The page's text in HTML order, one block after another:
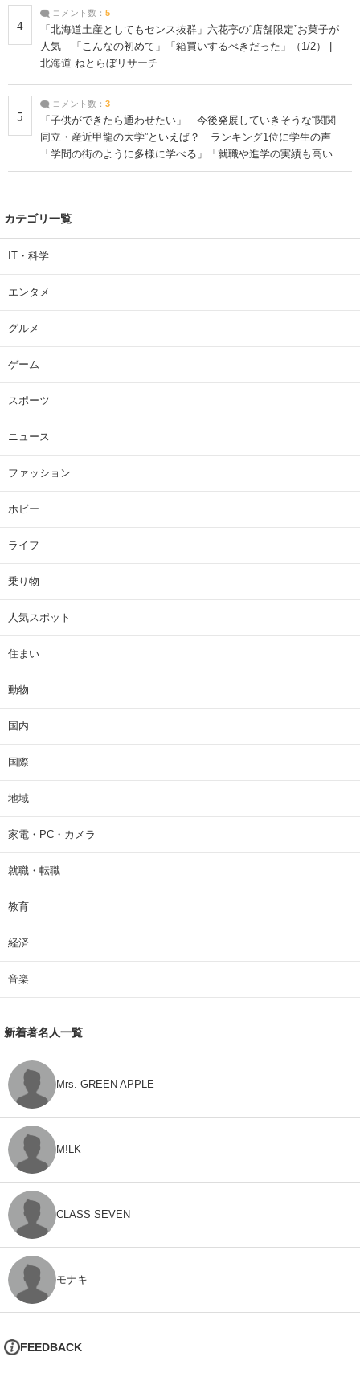
4
コメント数： 5
「北海道土産としてもセンス抜群」六花亭の“店舗限定”お菓子が
人気 「こんなの初めて」「箱買いするべきだった」（1/2） |
北海道 ねとらぼリサーチ
5
コメント数： 3
「子供ができたら通わせたい」 今後発展していきそうな“関関
同立・産近甲龍の大学”といえば？ ランキング1位に学生の声
「学問の街のように多様に学べる」「就職や進学の実績も高い」
| 大学 ねとらぼリサーチ
カテゴリ一覧
IT・科学
エンタメ
グルメ
ゲーム
スポーツ
ニュース
ファッション
ホビー
ライフ
乗り物
人気スポット
住まい
動物
国内
国際
地域
家電・PC・カメラ
就職・転職
教育
経済
音楽
新着著名人一覧
Mrs. GREEN APPLE
M!LK
CLASS SEVEN
モナキ
FEEDBACK